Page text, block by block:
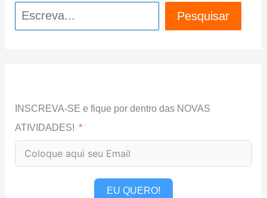
Pesquisar Pesquisar
INSCREVA-SE e fique por dentro das NOVAS
ATIVIDADES!
EU QUERO!